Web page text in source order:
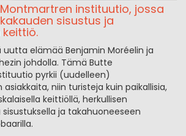
Montmartren instituutio, jossa
sisustus ja
uutta elämää Benjamin Moréelin ja
johdolla. Tämä Butte
pyrkii (uudelleen)
niin turisteja kuin paikallisia,
keittiöllä, herkullisen
ja takahuoneeseen